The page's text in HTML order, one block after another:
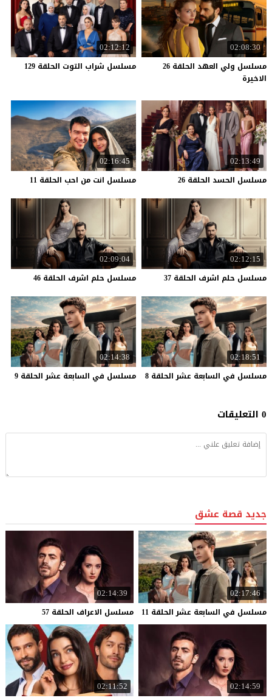
02:08:30
مسلسل ولي العهد الحلقة 26
الاخيرة
02:12:12
مسلسل شراب التوت الحلقة 129
02:13:49
مسلسل الحسد الحلقة 26
02:16:45
مسلسل انت من احب الحلقة 11
02:12:15
مسلسل حلم اشرف الحلقة 37
02:09:04
مسلسل حلم اشرف الحلقة 46
02:18:51
مسلسل في السابعة عشر الحلقة 8
02:14:38
مسلسل في السابعة عشر الحلقة 9
0 التعليقات
جديد قصة عشق
02:17:46
مسلسل في السابعة عشر الحلقة 11
02:14:39
مسلسل الاعراف الحلقة 57
02:14:59
02:11:52